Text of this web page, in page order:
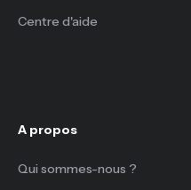
Centre d'aide
A propos
Qui sommes-nous ?